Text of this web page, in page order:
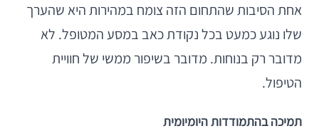
אחת הסיבות שהתחום הזה צומח במהירות היא שהערך
שלו נוגע כמעט בכל נקודת כאב במסע המטופל. לא
מדובר רק בנוחות. מדובר בשיפור ממשי של חוויית
הטיפול.
תמיכה בהתמודדות היומיומית